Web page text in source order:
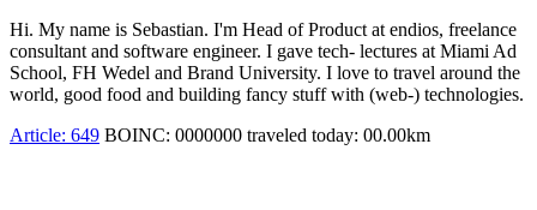
Hi. My name is Sebastian. I'm Head of Product at endios, freelance
consultant and software engineer. I gave tech- lectures at Miami Ad
School, FH Wedel and Brand University. I love to travel around the
world, good food and building fancy stuff with (web-) technologies.
Article: 649 BOINC: 0000000 traveled today: 00.00km